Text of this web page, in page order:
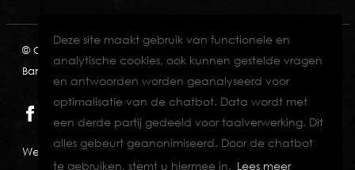
Deze site maakt gebruik van functionele en
analytische cookies, ook kunnen gestelde vragen
en antwoorden worden geanalyseerd voor
optimalisatie van de chatbot. Data wordt met
een derde partij gedeeld voor taalverwerking. Dit
alles gebeurt geanonimiseerd. Door de chatbot
te gebruiken, stemt u hiermee in. Lees meer
© Copyright 2026 KVK: 60772697
Bank: NL82INGB0006711429
Website designed & developed by Eenvoud.